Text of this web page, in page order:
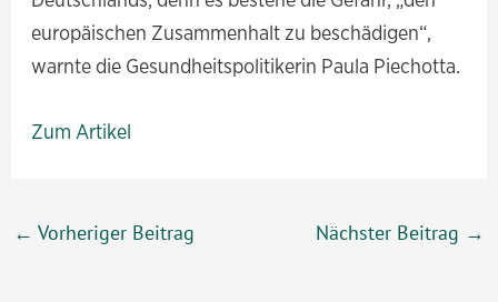
europäischen Zusammenhalt zu beschädigen“,
warnte die Gesundheitspolitikerin Paula Piechotta.
Zum Artikel
Beitragsnavigation
← Vorheriger Beitrag Nächster Beitrag →